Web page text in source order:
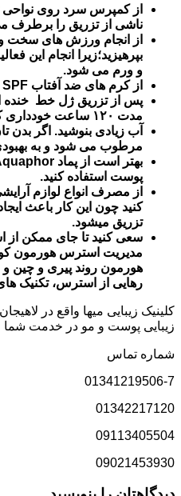
از کمپرس سرد روی نواحی
ناشی از تزریق را برطرف
از انجام ورزش های سخت
بپرهیزید؛زیرا انجام این
و ورم می شود.
از کرم های ضد آفتاب SPF بالای 30 استفاده کنید.
پس از تزریق ژل خط خنده
مدت ۱۲۰ ساعت خودداری کنید.
آب زیادی بنوشید. اگر بدن
مرطوب می شود و به
پوست استفاده کنید.
از مصرف انواع لوازم
کنید چون این کار باعث
تزریق میشود.
سعی کنید تا جای ممکن از
مدیریت استرس هورمون
هورمون روند پیری و چین
رهایی از استرس، تکنیک
کلینیک زیبایی میها واقع در
زیبایی پوست و مو در خدمت شما
شماره تماس
01341219506-7
01342217120
09113405504
09021453930